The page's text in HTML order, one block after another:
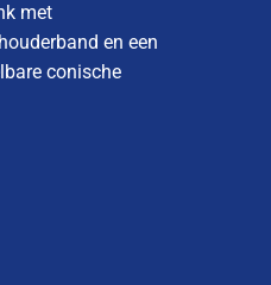
met
en een
conische